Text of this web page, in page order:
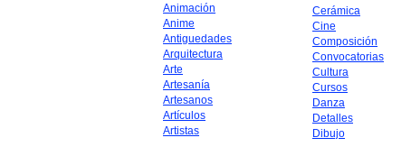
Animación
Anime
Antiguedades
Arquitectura
Arte
Artesanía
Artesanos
Artículos
Artistas
Cerámica
Cine
Composición
Convocatorias
Cultura
Cursos
Danza
Detalles
Dibujo